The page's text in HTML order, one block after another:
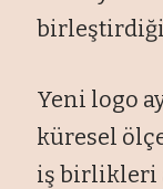
Yeni logo
küresel
iş birlikleri